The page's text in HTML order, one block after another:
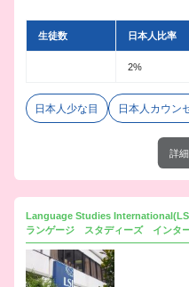
生徒数 日本人比率
2%
日本人少な目 日本人カウン
詳
Language Studies
ランゲージ スタディーズ インタ